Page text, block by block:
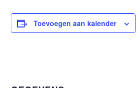
Toevoegen aan kalender